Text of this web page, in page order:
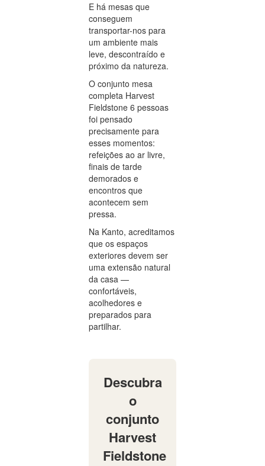
E há mesas que
conseguem
transportar-nos para
um ambiente mais
leve, descontraído e
próximo da natureza.
O conjunto mesa
completa Harvest
Fieldstone 6 pessoas
foi pensado
precisamente para
esses momentos:
refeições ao ar livre,
finais de tarde
demorados e
encontros que
acontecem sem
pressa.
Na Kanto, acreditamos
que os espaços
exteriores devem ser
uma extensão natural
da casa —
confortáveis,
acolhedores e
preparados para
partilhar.
Descubra
o
conjunto
Harvest
Fieldstone